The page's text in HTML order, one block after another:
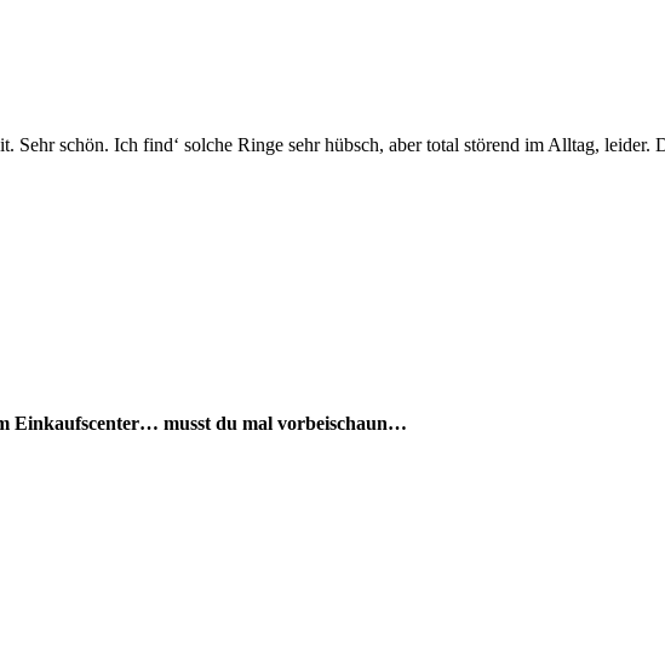
Sehr schön. Ich find‘ solche Ringe sehr hübsch, aber total störend im Alltag,
Einkaufscenter… musst du mal vorbeischaun…